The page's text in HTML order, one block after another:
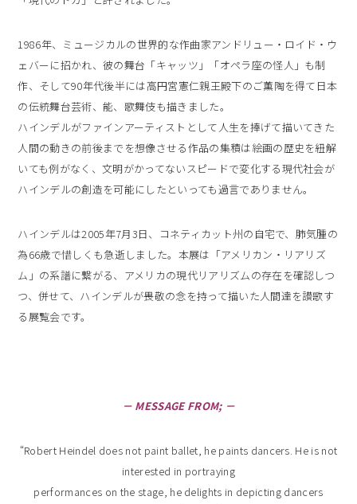
1986年、ミュージカルの世界的な作曲家アンドリュー・ロイド・ウ
ェバーに招かれ、彼の舞台「キャッツ」「オペラ座の怪人」も制
作、そして90年代後半には高円宮憲仁親王殿下のご薫陶を得て日本
の伝統舞台芸術、能、歌舞伎も描きました。
ハインデルがファインアーティストとして人生を捧げて描いてきた
人間の動きの前後までを想像させる作品の集積は絵画の歴史を紐解
いても例がなく、文明がかってないスピードで変化する現代社会が
ハインデルの創造を可能にしたといっても過言でありません。
ハインデルは2005年7月3日、コネティカット州の自宅で、肺気腫の
為66歳で惜しくも急逝しました。本展は「アメリカン・リアリズ
ム」の系譜に繋がる、アメリカの現代リアリズムの存在を確認しつ
つ、併せて、ハインデルが畏敬の念を持って描いた人間達を讃歌す
る展覧会です。
－ MESSAGE FROM; －
“Robert Heindel does not paint ballet, he paints dancers. He is not
interested in portraying
performances on the stage, he delights in depicting dancers